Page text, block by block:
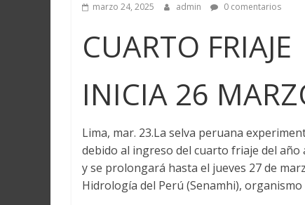
marzo 24, 2025 admin 0 comentarios
CUARTO FRIAJE
INICIA 26
Lima, mar. 23.La selva peruana
debido al ingreso del cuarto friaje del
y se prolongará hasta el jueves 27 de
Hidrología del Perú (Senamhi),